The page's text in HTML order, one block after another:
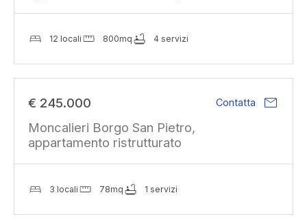
12 locali 800mq 4 servizi
€ 245.000 Contatta mail
Moncalieri Borgo San Pietro,
appartamento ristrutturato
3 locali 78mq 1 servizi